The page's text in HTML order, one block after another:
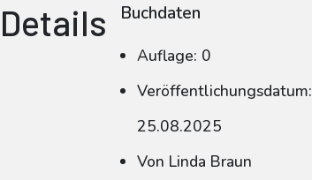
Details Buchdaten
Auflage: 0
Veröffentlichungsdatum:
25.08.2025
Von Linda Braun